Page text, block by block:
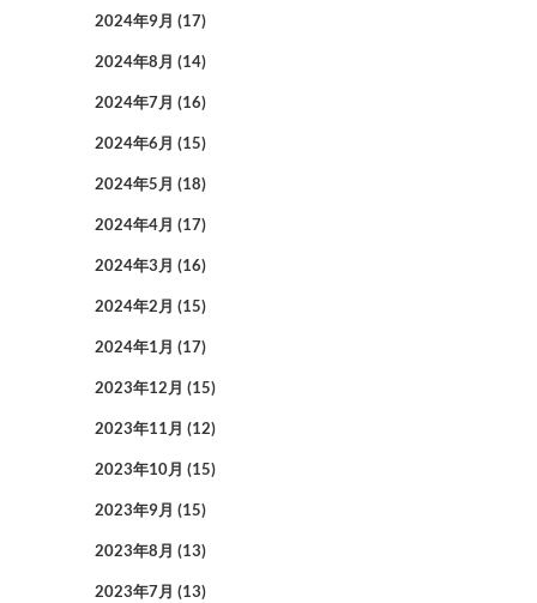
2024年9月 (17)
2024年8月 (14)
2024年7月 (16)
2024年6月 (15)
2024年5月 (18)
2024年4月 (17)
2024年3月 (16)
2024年2月 (15)
2024年1月 (17)
2023年12月 (15)
2023年11月 (12)
2023年10月 (15)
2023年9月 (15)
2023年8月 (13)
2023年7月 (13)